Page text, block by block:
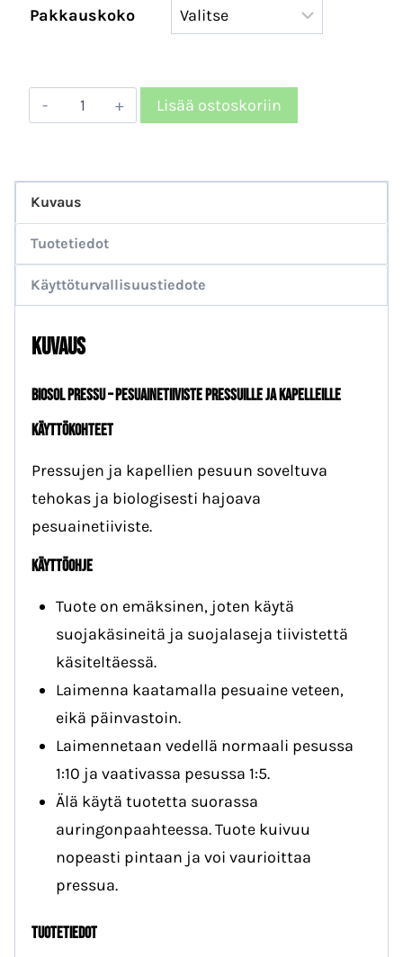
29,86 €
2510,00 €
Pakkauskoko
Biosol
Pressu
pesuainetiiviste
pressuille
(5L,
10L,
25L,
ja
määrä
Lisää ostoskoriin
Kuvaus
Tuotetiedot
Käyttöturvallisuustiedote
Kuvaus
Biosol Pressu – pesuainetiiviste PRESSUILLE JA KAPELLEILLE
KÄYTTÖKOHTEET
Pressujen ja kapellien pesuun soveltuva
tehokas ja biologisesti hajoava
pesuainetiiviste.
KÄYTTÖOHJE
Tuote on emäksinen, joten käytä
suojakäsineitä ja suojalaseja tiivistettä
käsiteltäessä.
Laimenna kaatamalla pesuaine veteen,
eikä päinvastoin.
Laimennetaan vedellä normaali pesussa
1:10 ja vaativassa pesussa 1:5.
Älä käytä tuotetta suorassa
auringonpaahteessa. Tuote kuivuu
nopeasti pintaan ja voi vaurioittaa
pressua.
TUOTETIEDOT